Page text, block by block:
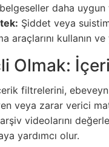
daha
Şiddet veya
araçlarını kullanın
Olmak:
filtrelerini,
veya zarar verici
videolarını
yardımcı olur.